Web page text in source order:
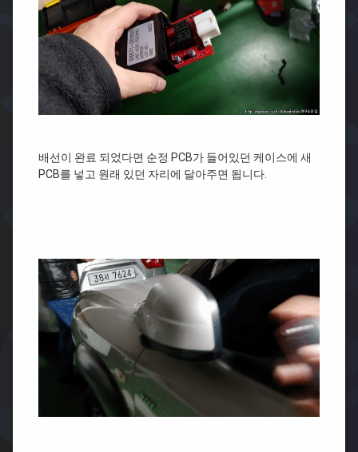
배선이 완료 되었다면 순정 PCB가 들어있던 케이스에 새
PCB를 넣고 원래 있던 자리에 달아주면 됩니다.